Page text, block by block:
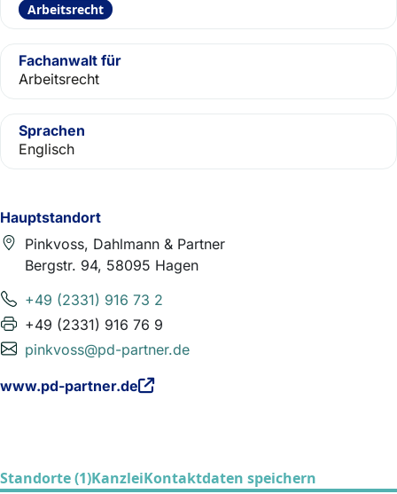
Hauptstandort
Pinkvoss, Dahlmann & Partner
Bergstr. 94, 58095 Hagen
+49 (2331) 916 73 2
+49 (2331) 916 76 9
pinkvoss@pd-partner.de
www.pd-partner.de
Arbeitsrecht
Fachanwalt für
Arbeitsrecht
Sprachen
Englisch
Standorte (1)KanzleiKontaktdaten speichern